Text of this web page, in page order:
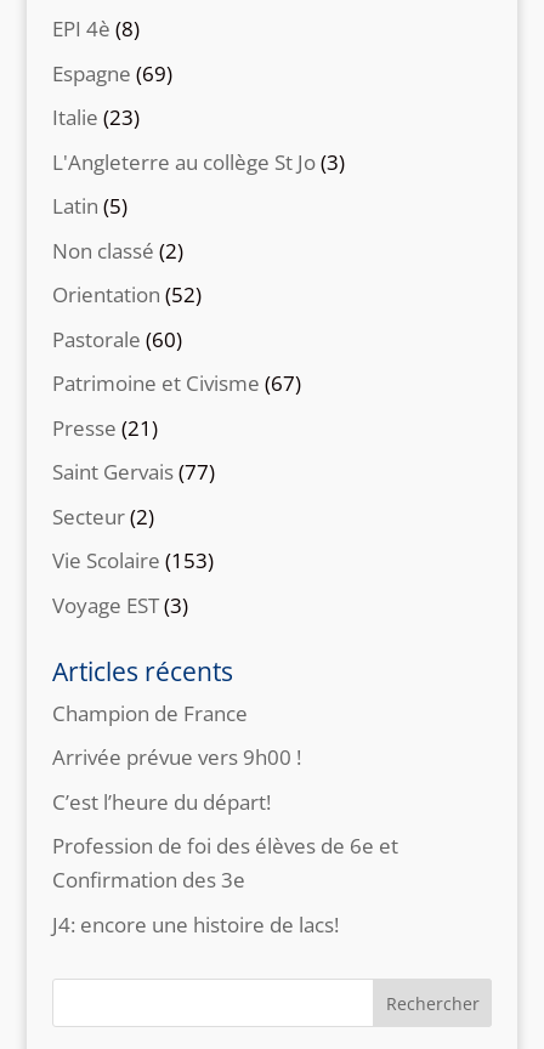
EPI 4è (8)
Espagne (69)
Italie (23)
L'Angleterre au collège St Jo(3)
Latin (5)
Non classé (2)
Orientation (52)
Pastorale (60)
Patrimoine et Civisme (67)
Presse (21)
Saint Gervais(77)
Secteur(2)
Vie Scolaire (153)
Voyage EST(3)
Articles récents
Champion de France
Arrivée prévue vers 9h00 !
C’est l’heure du départ!
Profession de foi des élèves de 6e et
Confirmation des 3e
J4: encore une histoire de lacs!